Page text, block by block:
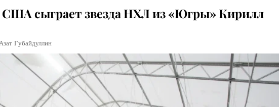
США сыграет звезда НХЛ из «Югры» Кирилл
Губайдуллин